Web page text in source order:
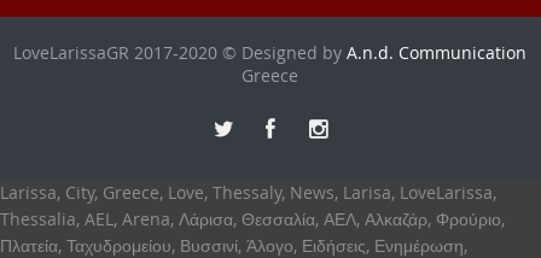
LoveLarissaGR 2017-2020 © Designed byA.n.d. Communication
Greece
Larissa, City, Greece, Love, Thessaly, News, Larisa, LoveLarissa,
Thessalia, AEL, Arena, Λάρισα, Θεσσαλία, ΑΕΛ, Αλκαζάρ, Φρούριο,
Πλατεία, Ταχυδρομείου, Βυσσινί, Άλογο, Ειδήσεις, Ενημέρωση,